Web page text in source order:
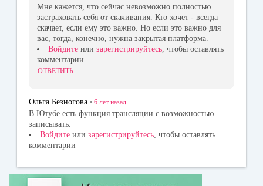
Мне кажется, что сейчас невозможно полностью
застраховать себя от скачивания. Кто хочет - всегда
скачает, если ему это важно. Но если это важно для
вас, тогда, конечно, нужна закрытая платформа.
Войдите или зарегистрируйтесь , чтобы оставлять
комментарии
ОТВЕТИТЬ
Ольга Безногова • 6 лет назад
В Ютубе есть функция трансляции с возможностью
записывать.
Войдите или зарегистрируйтесь, чтобы оставлять
комментарии